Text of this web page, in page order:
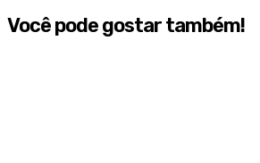
Você pode gostar também!